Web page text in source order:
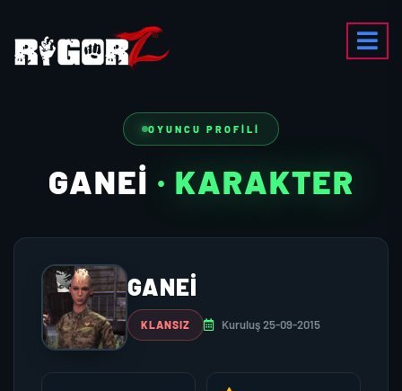
OYUNCU PROFILI
GANEI · KARAKTER
GANEI
KLANSIZ Kuruluş 25-09-2015